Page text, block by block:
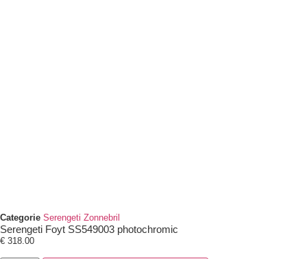
Categorie Serengeti Zonnebril
Serengeti Foyt SS549003 photochromic
€ 318.00